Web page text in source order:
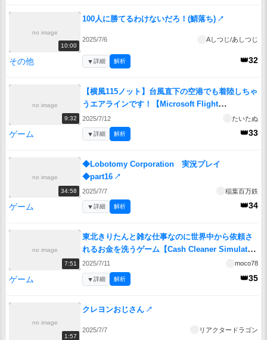
no image
10:00
100人に勝てるわけないだろ！(鯖落ち) ↗
2025/7/6 Aしつじ/あしつじ
その他 👑32
▼詳細 解析
no image
9:32
【横風115ノット】台風直下の空港でも着陸しちゃ
うエアラインです！【Microsoft Flight
Simulator】
2025/7/12 たいたぬ
ゲーム 👑33
▼詳細 解析
no image
34:58
◆Lobotomy Corporation 実況プレイ
◆part16 ↗
2025/7/7 稲葉百万鉄
ゲーム 👑34
▼詳細 解析
no image
7:51
東北きりたんと雑な仕事なのに世界中から依頼さ
れるお金を洗うゲーム【Cash Cleaner Simulator
④】↗
2025/7/11 moco78
ゲーム 👑35
▼詳細 解析
no image
1:57
クレヨンおじさん ↗
2025/7/7 リアクタードラゴン